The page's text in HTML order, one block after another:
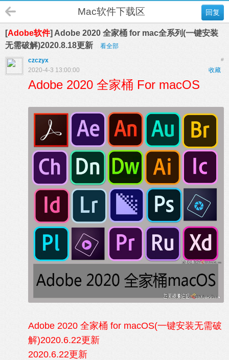
回复
Mac软件下载区
[Adobe软件] Adobe 2020 全家桶 for mac全系列(一键安装
无需破解)2020.8.18更新
看全部
#
czczyx
收藏
2020-4-3 13:00:00
Adobe 2020 全家桶 For macOS
Adobe 2020 全家桶 for macOS(一键安装无需破
解)2020.6.22更新
2020.6.22更新